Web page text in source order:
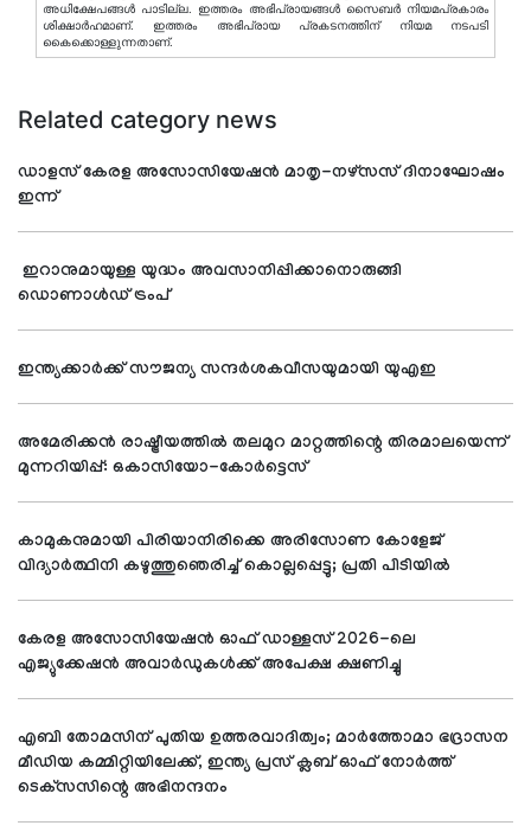
അധിക്ഷേപങ്ങള്‍ പാടില്ല. ഇത്തരം അഭിപ്രായങ്ങള്‍ സൈബര്‍ നിയമപ്രകാരം
ശിക്ഷാര്‍ഹമാണ്. ഇത്തരം അഭിപ്രായ പ്രകടനത്തിന് നിയമ നടപടി
കൈക്കൊള്ളുന്നതാണ്.
Related category news
ഡാളസ് കേരള അസോസിയേഷന്‍ മാതൃ-നഴ്‌സസ് ദിനാഘോഷം
ഇന്ന്
ഇറാനുമായുള്ള യുദ്ധം അവസാനിപ്പിക്കാനൊരുങ്ങി
ഡൊണാള്‍ഡ് ട്രംപ്
ഇന്ത്യക്കാര്‍ക്ക് സൗജന്യ സന്ദര്‍ശകവീസയുമായി യുഎഇ
അമേരിക്കന്‍ രാഷ്ട്രീയത്തില്‍ തലമുറ മാറ്റത്തിന്റെ തിരമാലയെന്ന്
മുന്നറിയിപ്പ്: ഒകാസിയോ-കോര്‍ട്ടെസ്
കാമുകനുമായി പിരിയാനിരിക്കെ അരിസോണ കോളേജ്
വിദ്യാര്‍ത്ഥിനി കഴുത്തുഞെരിച്ച് കൊല്ലപ്പെട്ടു; പ്രതി പിടിയില്‍
കേരള അസോസിയേഷന്‍ ഓഫ് ഡാള്ളസ് 2026-ലെ
എജ്യുക്കേഷന്‍ അവാര്‍ഡുകള്‍ക്ക് അപേക്ഷ ക്ഷണിച്ചു
എബി തോമസിന് പുതിയ ഉത്തരവാദിത്വം; മാര്‍ത്തോമാ ഭദ്രാസന
മീഡിയ കമ്മിറ്റിയിലേക്ക്, ഇന്ത്യ പ്രസ് ക്ലബ് ഓഫ് നോര്‍ത്ത്
ടെക്‌സസിന്റെ അഭിനന്ദനം